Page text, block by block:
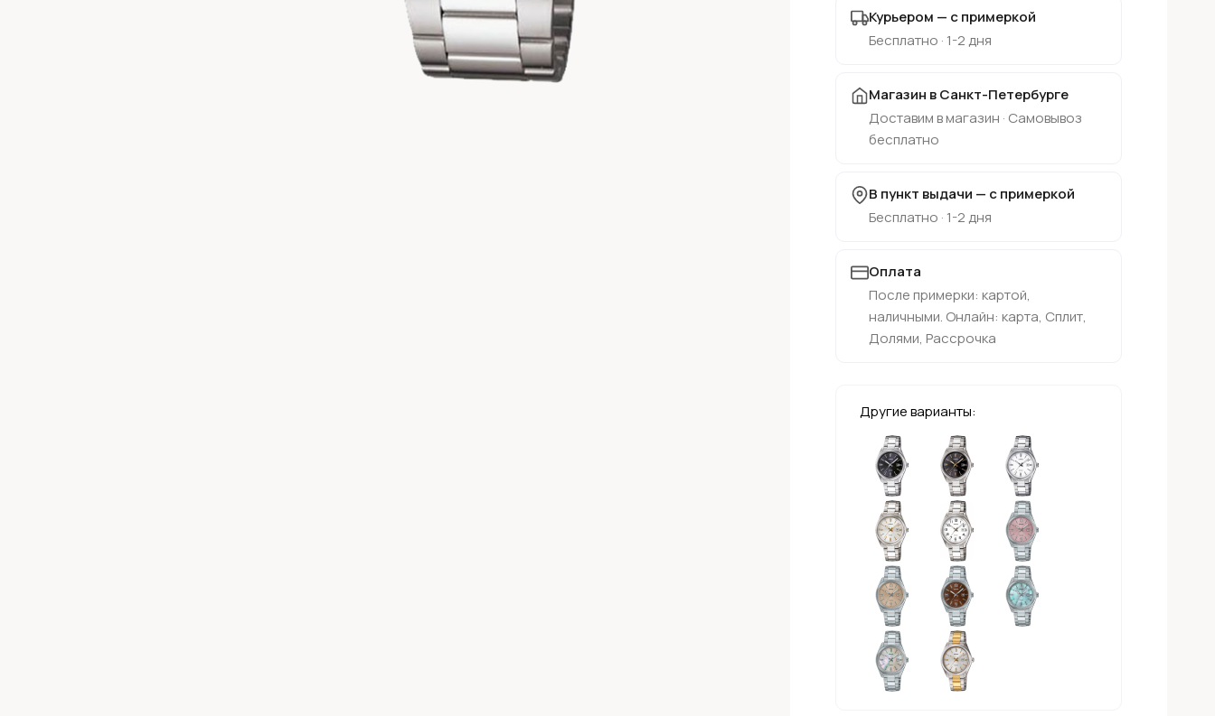
Курьером — с примеркой
Бесплатно · 1-2 дня
Магазин в Санкт-Петербурге
Доставим в магазин · Самовывоз
бесплатно
В пункт выдачи — с примеркой
Бесплатно · 1-2 дня
Оплата
После примерки: картой,
наличными. Онлайн: карта, Сплит,
Долями, Рассрочка
Другие варианты: